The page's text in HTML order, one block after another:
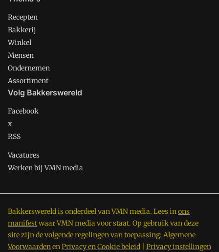
Recepten
Bakkerij
Winkel
Mensen
Ondernemen
Assortiment
Volg Bakkerswereld
Facebook
x
RSS
Vacatures
Werken bij VMN media
Bakkerswereld is onderdeel van VMN media. Lees inons
manifestwaar VMN media voor staat. Op gebruik van deze
site zijn de volgende regelingen van toepassing: Algemene
VoorwaardenenPrivacy en Cookie beleid Privacy instellingen